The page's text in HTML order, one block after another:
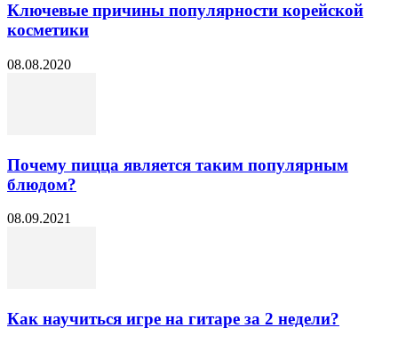
Ключевые причины популярности корейской
косметики
08.08.2020
Почему пицца является таким популярным
блюдом?
08.09.2021
Как научиться игре на гитаре за 2 недели?